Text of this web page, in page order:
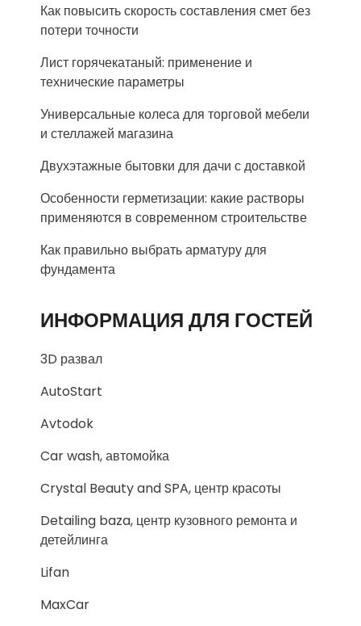
Как повысить скорость составления смет без
потери точности
Лист горячекатаный: применение и
технические параметры
Универсальные колеса для торговой мебели
и стеллажей магазина
Двухэтажные бытовки для дачи с доставкой
Особенности герметизации: какие растворы
применяются в современном строительстве
Как правильно выбрать арматуру для
фундамента
ИНФОРМАЦИЯ ДЛЯ ГОСТЕЙ
3D развал
AutoStart
Avtodok
Car wash, автомойка
Crystal Beauty and SPA, центр красоты
Detailing baza, центр кузовного ремонта и
детейлинга
Lifan
MaxCar